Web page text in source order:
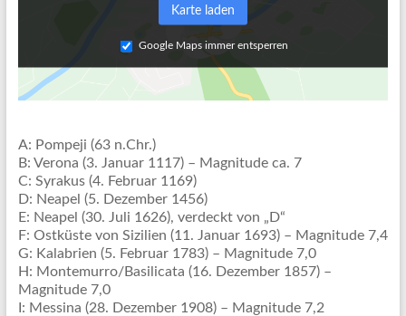
Karte laden
Google Maps immer entsperren
A: Pompeji (63 n.Chr.)
B: Verona (3. Januar 1117) – Magnitude ca. 7
C: Syrakus (4. Februar 1169)
D: Neapel (5. Dezember 1456)
E: Neapel (30. Juli 1626), verdeckt von „D“
F: Ostküste von Sizilien (11. Januar 1693) – Magnitude 7,4
G: Kalabrien (5. Februar 1783) – Magnitude 7,0
H: Montemurro/Basilicata (16. Dezember 1857) –
Magnitude 7,0
I: Messina (28. Dezember 1908) – Magnitude 7,2